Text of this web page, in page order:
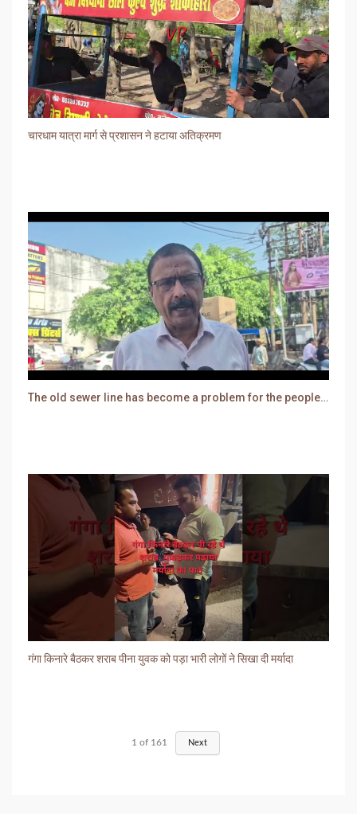
चारधाम यात्रा मार्ग से प्रशासन ने हटाया अतिक्रमण
The old sewer line has become a problem for the people. Sewer water is entering people's houses.
गंगा किनारे बैठकर शराब पीना युवक को पड़ा भारी लोगों ने सिखा दी मर्यादा
1 of 161 Next